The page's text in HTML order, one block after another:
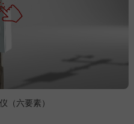
（六要素）